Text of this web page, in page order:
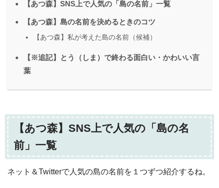
【あつ森】SNS上で人気の「島の名前」一覧
【あつ森】島の名前を決めるときのコツ
【あつ森】私が考えた島の名前（候補）
【※追記】とう（しま）で終わる面白い・かわいい言
葉
【あつ森】SNS上で人気の「島の名
前」一覧
ネット＆Twitterで人気の島の名前を１つずつ紹介するね。